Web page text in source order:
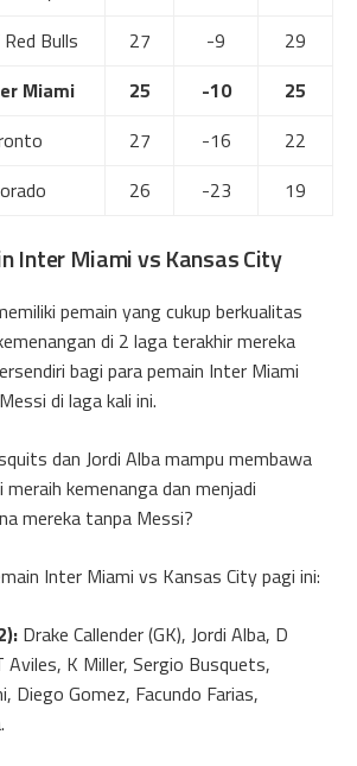
Red Bulls 27 -9
29
Miami 25 -10
25
27 -16
22
26 -23 19
Inter Miami vs Kansas City
pemain yang cukup berkualitas
di 2 laga terakhir mereka
bagi para pemain Inter Miami
di laga kali ini.
dan Jordi Alba mampu membawa
kemenanga dan menjadi
mereka tanpa Messi?
Inter Miami vs Kansas City pagi ini:
Drake Callender (GK), Jordi Alba, D
Aviles, K Miller, Sergio Busquets,
Diego Gomez, Facundo Farias,